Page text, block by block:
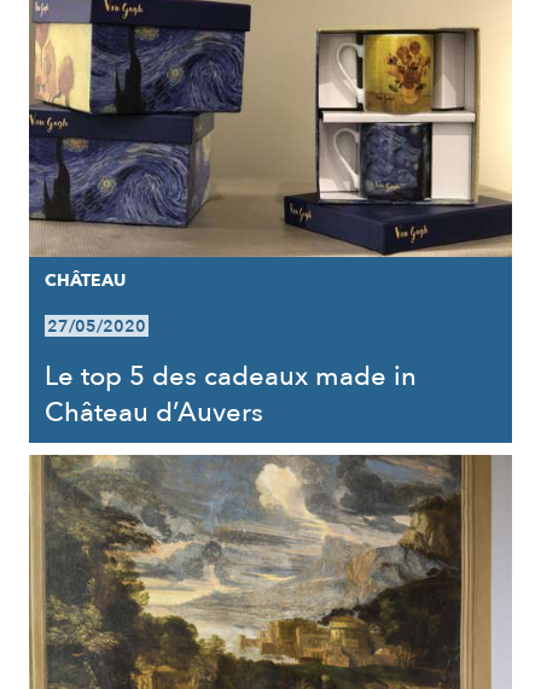
CHÂTEAU
27/05/2020
Le top 5 des cadeaux made in
Château d’Auvers